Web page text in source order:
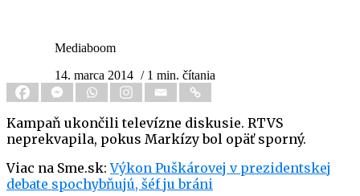
Mediaboom
14. marca 2014 / 1 min. čítania
Kampaň ukončili televízne diskusie. RTVS
neprekvapila, pokus Markízy bol opäť sporný.
Viac na Sme.sk:Výkon Puškárovej v prezidentskej
debate spochybňujú, šéf ju bráni